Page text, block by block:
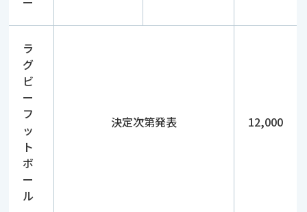
ラ
グ
ビ
ー
フ
ッ
ト
ボ
ー
ル
決定次第発表 12,000